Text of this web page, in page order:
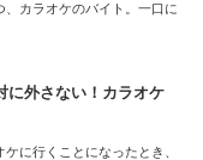
、カラオケのバイト。一口に
に外さない！カラオケ
に行くことになったとき、